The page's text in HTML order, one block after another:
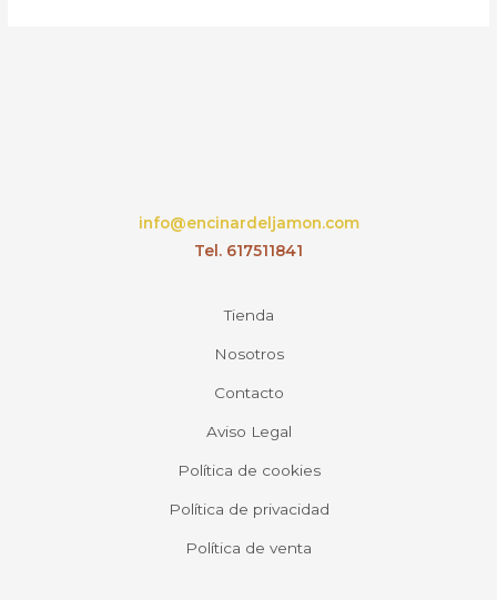
info@encinardeljamon.com
Tel. 617511841
Tienda
Nosotros
Contacto
Aviso Legal
Política de cookies
Política de privacidad
Política de venta